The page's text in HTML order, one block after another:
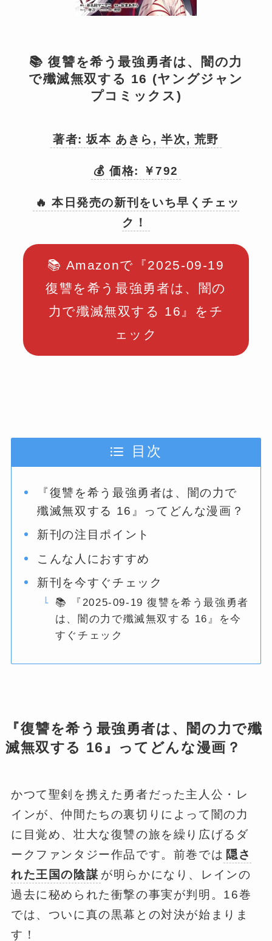
📚 復讐を希う最強勇者は、闇の力
で殲滅無双する 16 (ヤングジャン
プコミックス)
著者: 坂本 あきら, 半次, 荒野
💰 価格: ￥792
🔥 本日発売の新刊をいち早くチェッ
ク！
📚 Amazonで『2025-09-19
復讐を希う最強勇者は、闇の
力で殲滅無双する 16』をチ
ェック
目次
『復讐を希う最強勇者は、闇の力で
殲滅無双する 16』ってどんな漫画？
新刊の注目ポイント
こんな人におすすめ
新刊を今すぐチェック
📚 『2025-09-19 復讐を希う最強勇者
は、闇の力で殲滅無双する 16』を今
すぐチェック
『復讐を希う最強勇者は、闇の力で殲
滅無双する 16』ってどんな漫画？
かつて聖剣を携えた勇者だった主人公・レ
インが、仲間たちの裏切りによって闇の力
に目覚め、壮大な復讐の旅を繰り広げるダ
ークファンタジー作品です。前巻では 隠さ
れた王国の陰謀 が明らかになり、レインの
過去に秘められた衝撃の事実が判明。16巻
では、ついに真の黒幕との対決が始まりま
す！